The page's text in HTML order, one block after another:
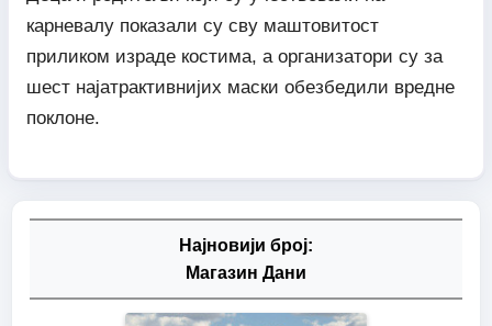
карневалу показали су сву маштовитост
приликом израде костима, а организатори су за
шест најатрактивнијих маски обезбедили вредне
поклоне.
Најновији број:
Магазин Дани